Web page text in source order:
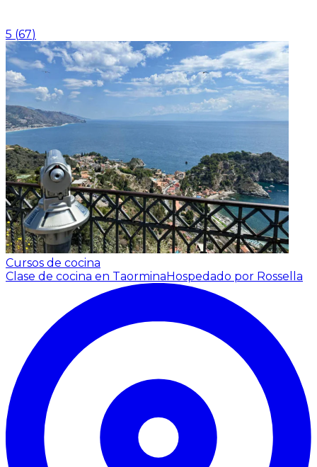
5 (67)
Cursos de cocina
Clase de cocina en TaorminaHospedado por Rossella